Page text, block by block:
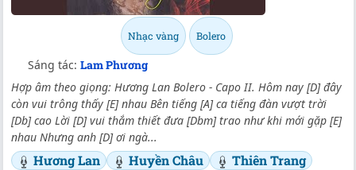
Nhạc vàng Bolero
Sáng tác: Lam Phương
Hợp âm theo giọng: Hương Lan Bolero - Capo II. Hôm nay [D] đây
còn vui trông thấy [E] nhau Bên tiếng [A] ca tiếng đàn vượt trời
[Db] cao Lời [D] vui thắm thiết đưa [Dbm] trao như khi mới gặp [E]
nhau Nhưng anh [D] ơi ngà...
Hương Lan Huyền Châu
Thiên Trang